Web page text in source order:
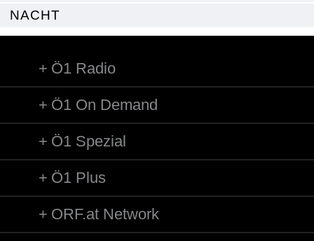
NACHT
Ö1 Radio
Ö1 On Demand
Ö1 Spezial
Ö1 Plus
ORF.at Network